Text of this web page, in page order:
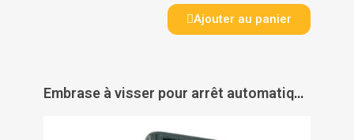
Ajouter au panier
Embrase à visser pour arrêt automatique portail battant - TIRARD